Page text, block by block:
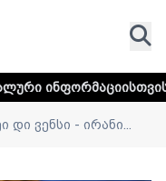
დააკლიკეთ
დი ვენსი - ირანი...